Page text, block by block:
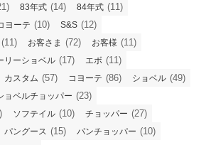
83年式 (14) 84年式 (11)
ヨーテ (10) S&S (12)
(11) お客さま (72) お客様 (11)
リーショベル (17) エボ (11)
カスタム (57) コヨーテ (86) ショベル (49)
ョベルチョッパー (23)
ソフテイル (10) チョッパー (27)
パングース (15) パンチョッパー (10)